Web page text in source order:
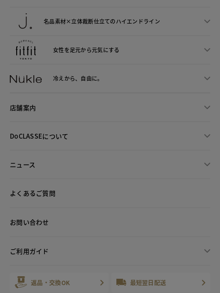
名品素材×立体裁断仕立てのハイエンドライン
女性を足元から元気にする
冷えから、 自由に。
店舗案内
DoCLASSEについて
ニュース
よくあるご質問
お問い合わせ
ご利用ガイド
返品・交換OK 最短翌日配送